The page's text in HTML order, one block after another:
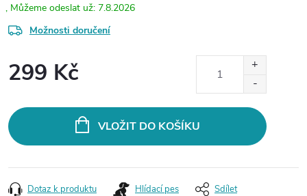
7.8.2026
Možnosti doručení
299 Kč
VLOŽIT DO KOŠÍKU
Dotaz k produktu Hlídací pes Sdílet